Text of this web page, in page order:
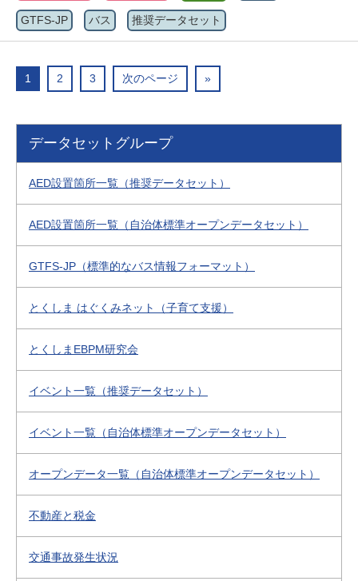
GTFS-JP バス 推奨データセット
1 2 3 次のページ »
データセットグループ
AED設置箇所一覧（推奨データセット）
AED設置箇所一覧（自治体標準オープンデータセット）
GTFS-JP（標準的なバス情報フォーマット）
とくしま はぐくみネット（子育て支援）
とくしまEBPM研究会
イベント一覧（推奨データセット）
イベント一覧（自治体標準オープンデータセット）
オープンデータ一覧（自治体標準オープンデータセット）
不動産と税金
交通事故発生状況